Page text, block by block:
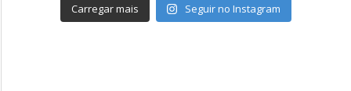
Carregar mais Seguir no Instagram